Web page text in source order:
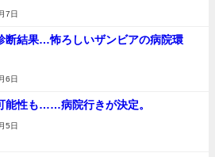
7日
断結果…怖ろしいザンビアの病院環
6日
能性も……病院行きが決定。
5日